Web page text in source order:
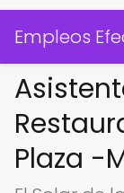
Empleos
Plaza -